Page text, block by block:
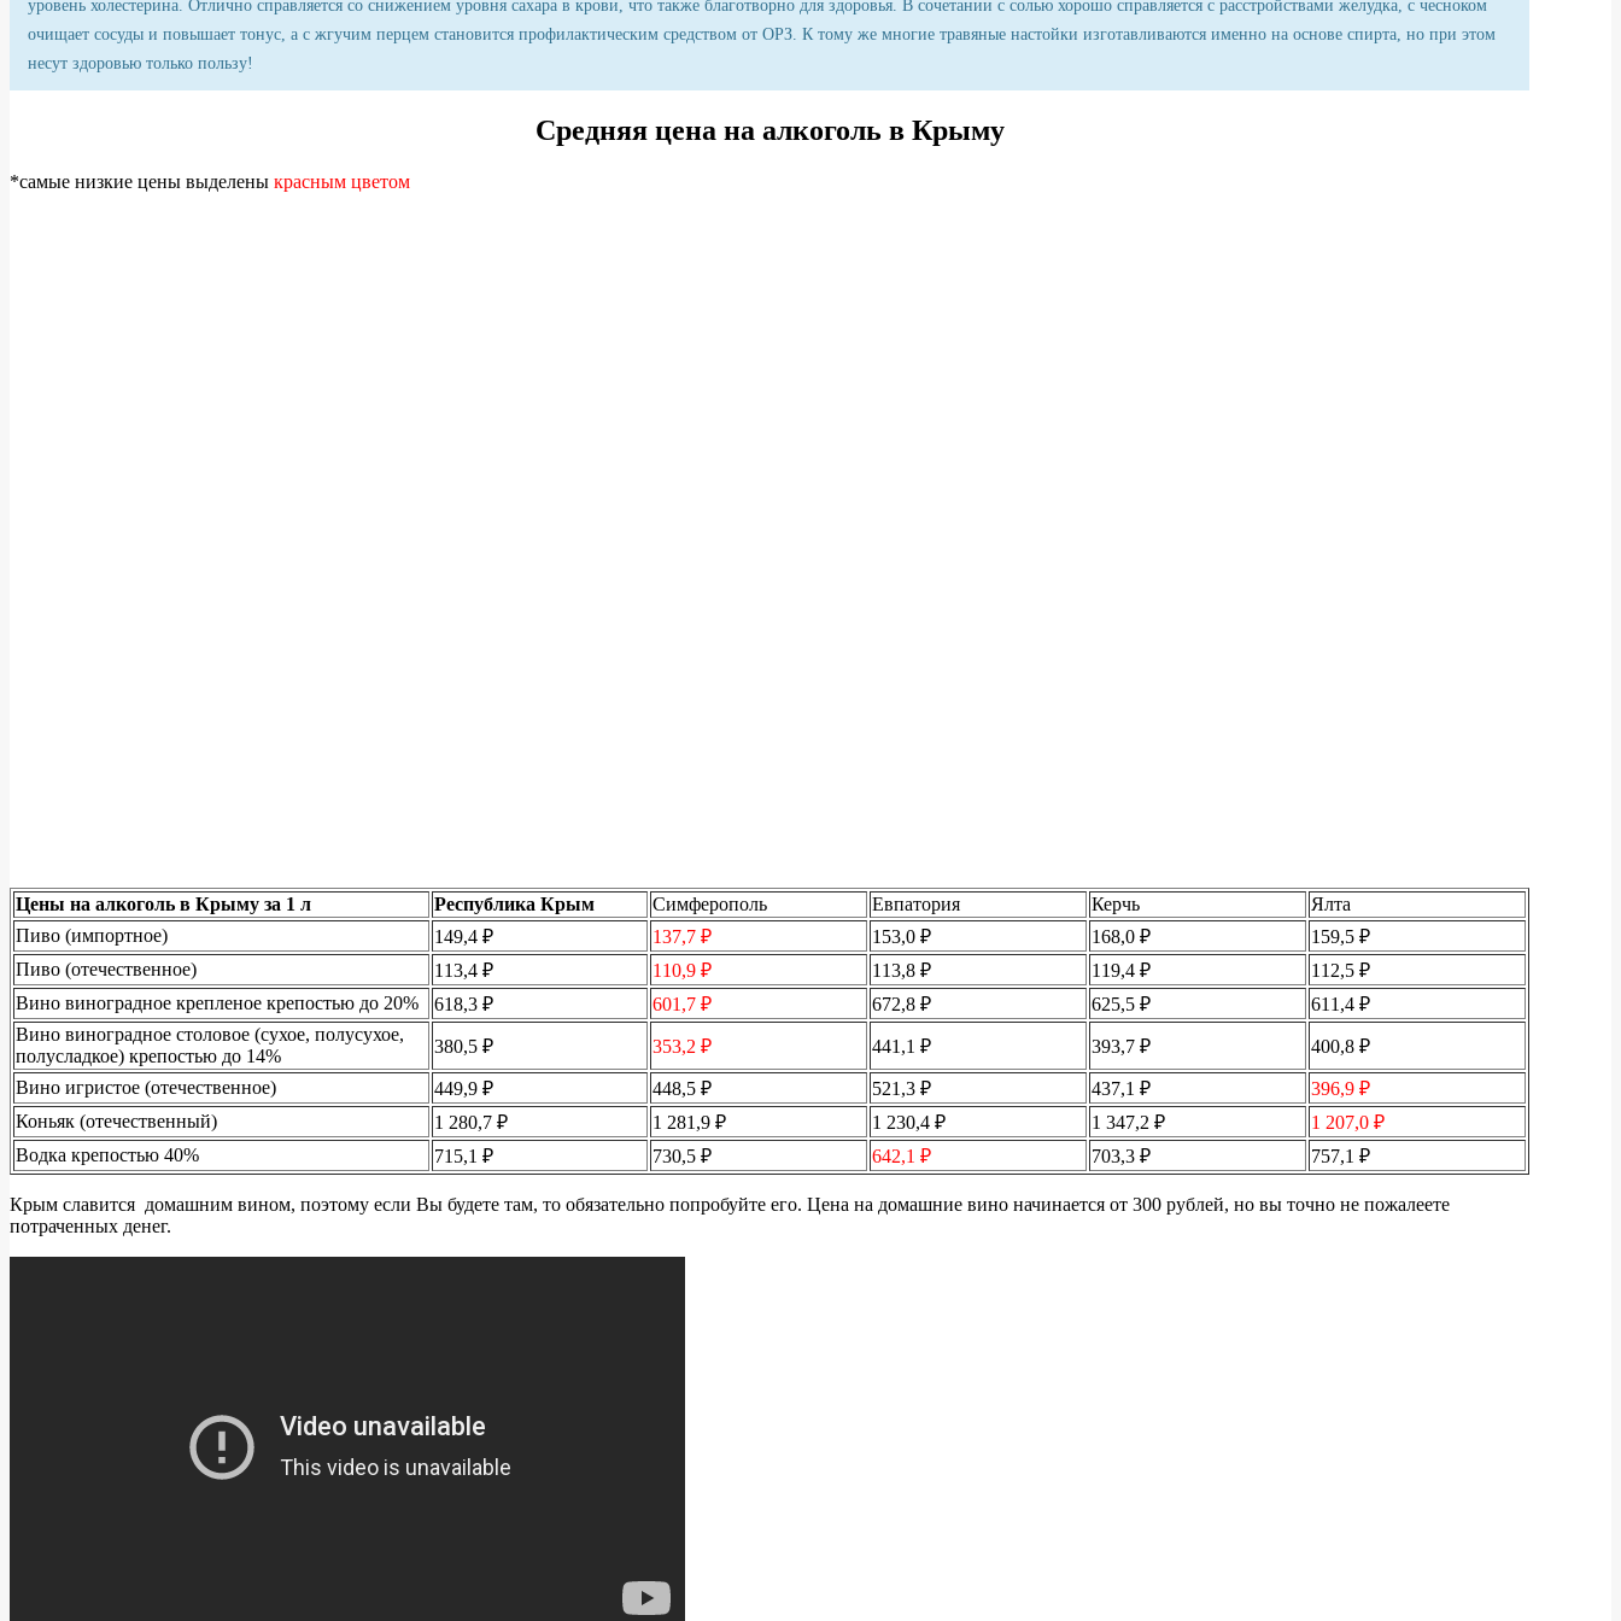
уровень холестерина. Отлично справляется со снижением уровня сахара в крови, что также благотворно для здоровья. В сочетании с солью хорошо справляется с расстройствами желудка, с чесноком
очищает сосуды и повышает тонус, а с жгучим перцем становится профилактическим средством от ОРЗ. К тому же многие травяные настойки изготавливаются именно на основе спирта, но при этом
несут здоровью только пользу!
Средняя цена на алкоголь в Крыму
*самые низкие цены выделены красным цветом
Цены на алкоголь в Крыму за 1 л Республика Крым Симферополь Евпатория Керчь
Ялта
Пиво (импортное)
149,4 ₽ 137,7 ₽ 153,0 ₽ 168,0 ₽
159,5 ₽
Пиво (отечественное)
113,4 ₽ 110,9 ₽ 113,8 ₽ 119,4 ₽
112,5 ₽
Вино виноградное крепленое крепостью до 20%
618,3 ₽ 601,7 ₽ 672,8 ₽ 625,5 ₽
611,4 ₽
Вино виноградное столовое (сухое, полусухое,
полусладкое) крепостью до 14%
380,5 ₽ 353,2 ₽ 441,1 ₽ 393,7 ₽
400,8 ₽
Вино игристое (отечественное)
449,9 ₽ 448,5 ₽ 521,3 ₽ 437,1 ₽
396,9 ₽
Коньяк (отечественный)
1 280,7 ₽ 1 281,9 ₽ 1 230,4 ₽ 1 347,2 ₽
1 207,0 ₽
Водка крепостью 40%
715,1 ₽ 730,5 ₽ 642,1 ₽ 703,3 ₽ 757,1 ₽
Крым славится домашним вином, поэтому если Вы будете там, то обязательно попробуйте его. Цена на домашние вино начинается от 300 рублей, но вы точно не пожалеете
потраченных денег.